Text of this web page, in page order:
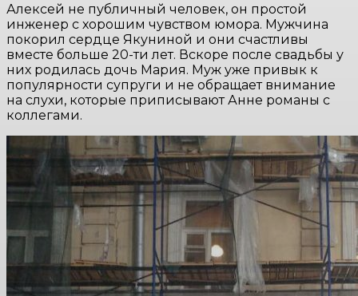
Алексей не публичный человек, он простой
инженер с хорошим чувством юмора. Мужчина
покорил сердце Якуниной и они счастливы
вместе больше 20-ти лет. Вскоре после свадьбы у
них родилась дочь Мария. Муж уже привык к
популярности супруги и не обращает внимание
на слухи, которые приписывают Анне романы с
коллегами.